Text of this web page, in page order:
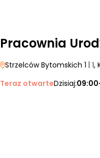
Pracownia
Strzelców Bytomskich 1 | 1,
Teraz otwarteDzisiaj: